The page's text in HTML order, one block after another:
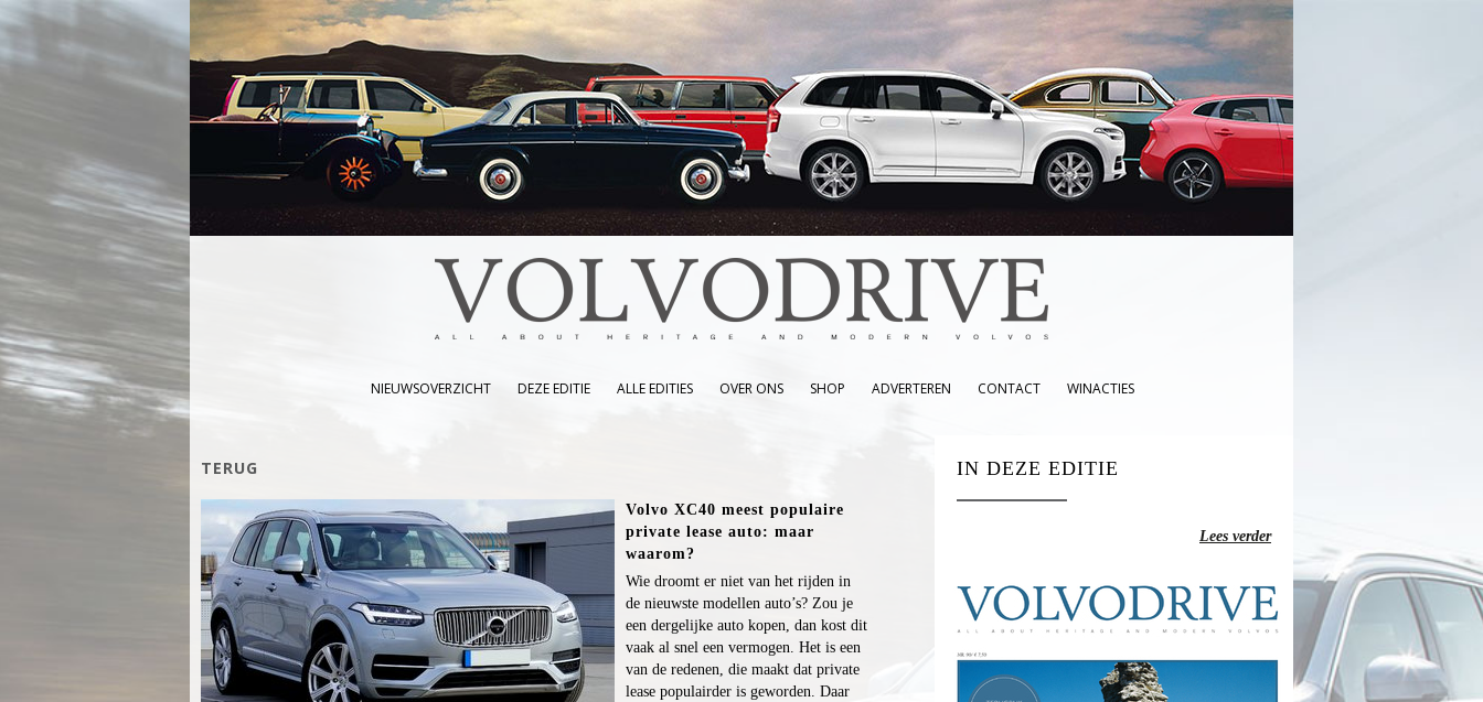
NIEUWSOVERZICHT DEZE EDITIE ALLE EDITIES OVER ONS SHOP ADVERTEREN CONTACT WINACTIES
TERUG
Volvo XC40 meest populaire
private lease auto: maar
waarom?
Wie droomt er niet van het rijden in
de nieuwste modellen auto’s? Zou je
een dergelijke auto kopen, dan kost dit
vaak al snel een vermogen. Het is een
van de redenen, die maakt dat private
lease populairder is geworden. Daar
IN DEZE EDITIE
Lees verder